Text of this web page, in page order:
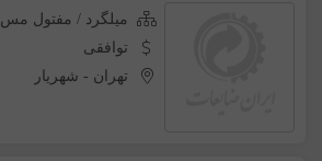
میلگرد / مفتول مس
توافقی
تهران - شهریار